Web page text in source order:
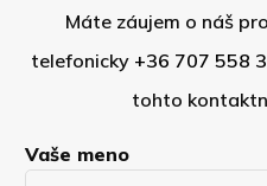
Máte záujem o náš
telefonicky +36 707 558
tohto
Vaše meno